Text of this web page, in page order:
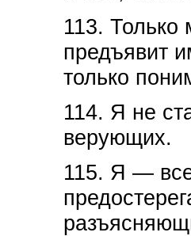
113. Только
предъявит
только
114. Я не
верующих.
115. Я —